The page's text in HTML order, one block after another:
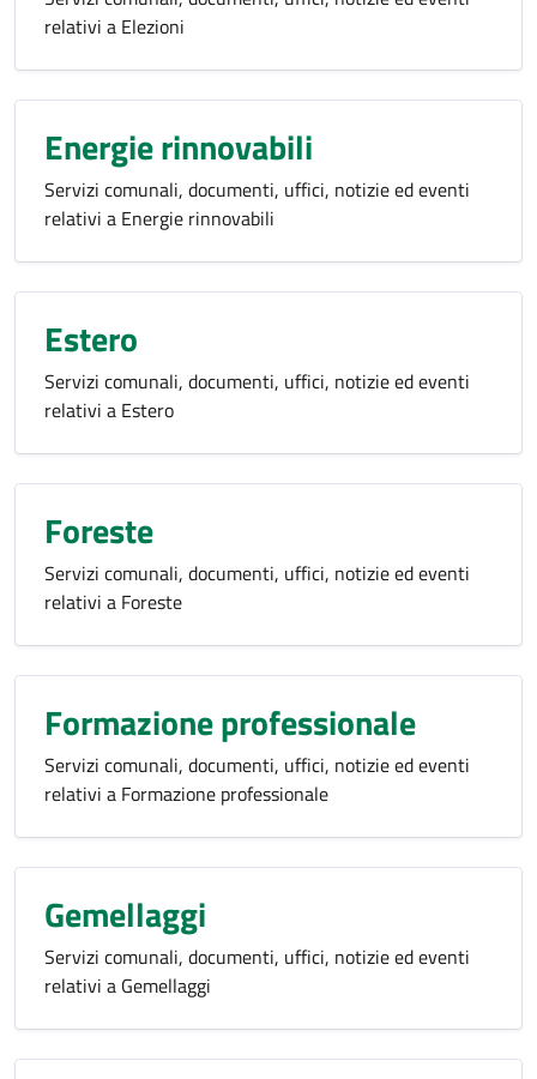
relativi a Elezioni
Energie rinnovabili
Servizi comunali, documenti, uffici, notizie ed eventi
relativi a Energie rinnovabili
Estero
Servizi comunali, documenti, uffici, notizie ed eventi
relativi a Estero
Foreste
Servizi comunali, documenti, uffici, notizie ed eventi
relativi a Foreste
Formazione professionale
Servizi comunali, documenti, uffici, notizie ed eventi
relativi a Formazione professionale
Gemellaggi
Servizi comunali, documenti, uffici, notizie ed eventi
relativi a Gemellaggi